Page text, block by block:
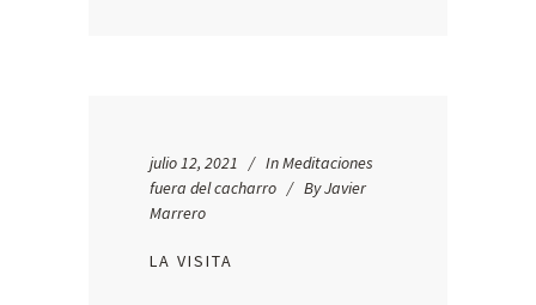
julio 12, 2021 InMeditaciones
fuera del cacharro
ByJavier
Marrero
LA VISITA